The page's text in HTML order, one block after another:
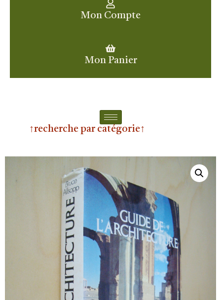
Mon Compte
Mon Panier
↑recherche par catégorie↑